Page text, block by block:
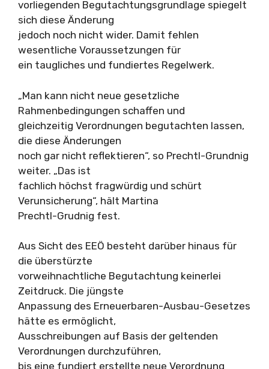
vorliegenden Begutachtungsgrundlage spiegelt
sich diese Änderung
jedoch noch nicht wider. Damit fehlen
wesentliche Voraussetzungen für
ein taugliches und fundiertes Regelwerk.
„Man kann nicht neue gesetzliche
Rahmenbedingungen schaffen und
gleichzeitig Verordnungen begutachten lassen,
die diese Änderungen
noch gar nicht reflektieren“, so Prechtl-Grundnig
weiter. „Das ist
fachlich höchst fragwürdig und schürt
Verunsicherung“, hält Martina
Prechtl-Grudnig fest.
Aus Sicht des EEÖ besteht darüber hinaus für
die überstürzte
vorweihnachtliche Begutachtung keinerlei
Zeitdruck. Die jüngste
Anpassung des Erneuerbaren-Ausbau-Gesetzes
hätte es ermöglicht,
Ausschreibungen auf Basis der geltenden
Verordnungen durchzuführen,
bis eine fundiert erstellte neue Verordnung